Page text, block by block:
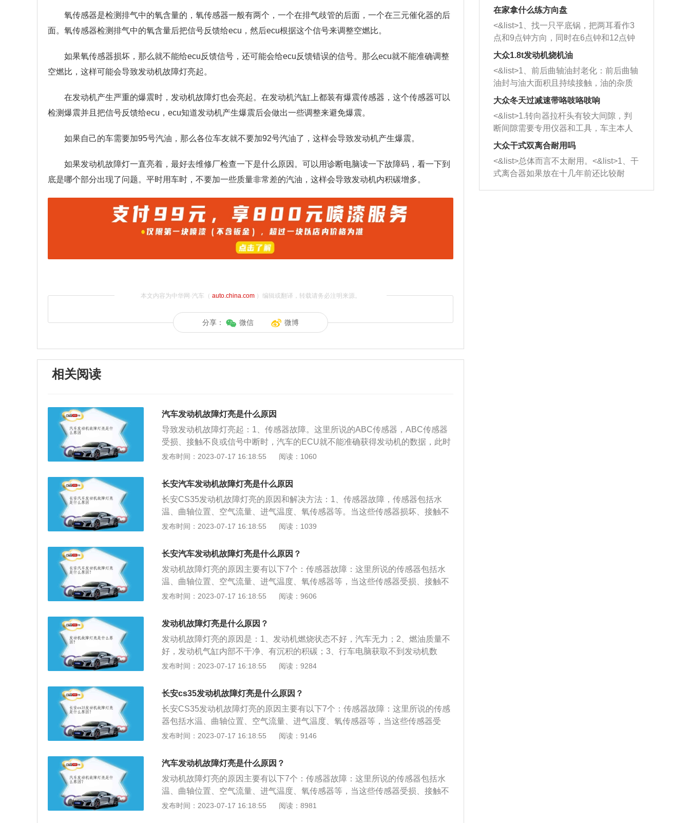
氧传感器是检测排气中的氧含量的，氧传感器一般有两个，一个在排气歧管的后面，一个在三元催化器的后
面。氧传感器检测排气中的氧含量后把信号反馈给ecu，然后ecu根据这个信号来调整空燃比。
如果氧传感器损坏，那么就不能给ecu反馈信号，还可能会给ecu反馈错误的信号。那么ecu就不能准确调整
空燃比，这样可能会导致发动机故障灯亮起。
在发动机产生严重的爆震时，发动机故障灯也会亮起。在发动机汽缸上都装有爆震传感器，这个传感器可以
检测爆震并且把信号反馈给ecu，ecu知道发动机产生爆震后会做出一些调整来避免爆震。
如果自己的车需要加95号汽油，那么各位车友就不要加92号汽油了，这样会导致发动机产生爆震。
如果发动机故障灯一直亮着，最好去维修厂检查一下是什么原因。可以用诊断电脑读一下故障码，看一下到
底是哪个部分出现了问题。平时用车时，不要加一些质量非常差的汽油，这样会导致发动机内积碳增多。
本文内容为中华网·汽车（ auto.china.com）编辑或翻译，转载请务必注明来源。
分享： 微信 微博
相关阅读
汽车发动机故障灯亮是什么原因
导致发动机故障灯亮起：1、传感器故障。这里所说的ABC传感器，ABC传感器
受损、接触不良或信号中断时，汽车的ECU就不能准确获得发动机的数据，此时
就会引起发动机故障灯亮。解决办法：去专业店找专业人员检查ABC传感器有没
护问题。发动机保养不善是发动机故障的最常见原因。我们知道，所有的车辆都
有一定的保养期。如果车主没有按时保养它们，再加上不良的驾驶习惯，就会增
加发动机运转的负担。最后只能通过故障灯提醒你爱车。解决方法：建议到专业
的维修厂或者4s店进行保养。3.油质量问题。这里说的油质包括燃油和机油。我
们知道，汽车加注的燃油一般都有标签，而机油也分半合成和全合成。制造商一
以往会造成发动机磨损，所以故障灯亮并不是什么故障。解决方法：建议更换质
量高的油。4.混合气燃烧不良。发动机火花塞故障、点火线圈故障、燃油泵故
障、机油堵塞等。会导致发动机混合气燃烧不良。混合气燃烧不良导致发动机积
故障灯作为警告。解决方法：建议到专业的维修厂或者4s店维修处理。5.进气问
气滤芯不干净，不定期清洗会影响汽车的进气。长此以往，很可能会被封杀。严
重时会导致发动机故障灯亮起。解决方法：建议到专业的维修厂或者4s店维修处
理。6.加压的问题。进气增压管路和涡轮增压器也会导致发动机故障灯亮起。最
常见的就是涡轮增压器损坏，同时车辆会出现漏油、油耗大、动力下降、金属异
处理。7.排气问题。后氧传感器、三元催化转化器、排气凸轮轴和轴瓦。其中最
常见的就是三元催化器故障导致发动机故障灯亮起。含铅汽油的使用、含铅或硅
的润滑油添加剂的使用、三元催化器的碰撞、发动机供油系统的故障，都是一些
容易导致三元催化器失效的因素。解决方法：建议到专业的维修厂或者4s店维修
处理。8.防盗系统。如果汽车电子防盗系统出现故障，或者防盗控制器与发动机
起。解决方法：建议到专业的维修厂或者4s店维修处理。9.空调滤清器堵塞。空
调滤清器堵塞影响到车辆的进风口如果比较严重也会致使汽车发动机故障灯亮
起。解决方法：建议到专业的维修厂或者4s店进行清理。
发布时间：2023-07-17 16:18:55 阅读：1060
长安汽车发动机故障灯亮是什么原因
长安CS35发动机故障灯亮的原因和解决方法：1、传感器故障，传感器包括水
温、曲轴位置、空气流量、进气温度、氧传感器等。当这些传感器损坏、接触不
良或信号中断时，汽车的ECU无法准确获取发动机的数据，就会导致发动机故障
2、油质问题，如果不按厂家要求添加燃油和机油，发动机可能会磨损，故障灯
会亮；解决方法，更换高品质机油即可；3、空燃混合气燃烧不良，空燃混合气
燃烧不良会导致积碳或发动机爆震。由氧传感器监测并报告给ECU后，故障灯将
点亮以示警告。火花塞、点火线圈、燃油泵、机油堵塞等故障。都会造成发动机
混合气燃烧不良；解决方法，定期更换火花塞、点火线圈，清理油路；4、增压
的就是涡轮增压器损坏。同时会出现漏油、油耗高、动力下降、金属异响、排气
管冒蓝烟或黑烟等症状；解决方法，建议尽快到维修站或4S店检修；5、进气问
题，如果汽车进气有问题，可能会导致发动机管路堵塞，严重的话会导致发动机
者更换空气滤芯；6、三元催化器问题：含铅汽油的使用、含铅或硅的润滑油添
到的问题众多，建议去维修厂或者4S店维修，个人车主无法解决此问题或容易使
汽车产生新的问题，造成不必要的损失；7、防盗系统故障，如果汽车电子防盗
系统出现故障，或者防盗控制器与发动机电子控制器不匹配，防盗系统也会导致
发动机不能正常工作，发动机故障灯会亮起；解决方法，到维修站或4S店检修，
原因。服务站可以通过便携式诊断仪读取故障代码，获取故障信息，进行针对性
发布时间：2023-07-17 16:18:55 阅读：1039
长安汽车发动机故障灯亮是什么原因？
发动机故障灯亮的原因主要有以下7个：传感器故障：这里所说的传感器包括水
温、曲轴位置、空气流量、进气温度、氧传感器等，当这些传感器受损、接触不
良或信号中断时，汽车的ECU就不能准确获得发动机的数据，此时就会引起发动
发动机的磨损，导致故障灯亮。混合气燃烧不良：混合气燃烧不良会导致发动机
积碳或爆震，被氧传感器监测到并报告给ECU后，亮起故障灯以示警告。火花塞
故障、点火线圈故障、燃油泵故障、油路堵塞等都会引起发动机混合气燃烧不
良。增压问题：进气增压管路、涡轮增压器也会导致发动机故障灯点亮。其中最
常见的是涡轮增压器损坏，同时车辆还会出现漏油、机油消耗量大、动力下降、
有可能导致发动机管路堵塞，严重的话就会引起发动机故障灯亮。空气滤芯如果
不干净，没有定期清理，会导致进气出现问题。排气问题：排气故障也会导致发
动机故障灯亮。后氧传感器、三元催化器、排气凸轮轴及轴瓦故障，都是出现排
添加剂、三元催化被磕碰、发动机供油系统故障都容易引起三元催化器故障。防
制器不匹配，防盗系统也会导致发动机不能正常工作，同时发动机故障灯点亮。
发动机故障灯亮，可以按照以下步骤处理： ⾸先关注发动机运转是否正常，是否
存在抖动、冒⿊烟等问题，若有则尽量不要再启动。特别说明，亮红灯的情况下
一定不要再启动。如果发动机可以启动，熄⽕5-10分钟之后，不要踩刹⻋，直接
发布时间：2023-07-17 16:18:55 阅读：9606
发动机故障灯亮是什么原因？
发动机故障灯亮的原因是：1、发动机燃烧状态不好，汽车无力；2、燃油质量不
好，发动机气缸内部不干净、有沉积的积碳；3、行车电脑获取不到发动机数
据，出现假故障，报出故障代码。发动机故障灯亮要缓速就近行驶至修理厂进行
电子设备，像电子节气门、喷油嘴、发电机、燃油泵等，涵盖了进气、排气、燃
油、点火、正时等各个系统。如果发动机故障灯亮了发动机故障灯亮仅仅说明某
一系统存在异常。
发布时间：2023-07-17 16:18:55 阅读：9284
长安cs35发动机故障灯亮是什么原因？
长安CS35发动机故障灯亮的原因主要有以下7个：传感器故障：这里所说的传感
器包括水温、曲轴位置、空气流量、进气温度、氧传感器等，当这些传感器受
损、接触不良或信号中断时，汽车的ECU就不能准确获得发动机的数据，此时就
可能会造成发动机的磨损，导致故障灯亮。混合气燃烧不良：混合气燃烧不良会
导致发动机积碳或爆震，被氧传感器监测到并报告给ECU后，亮起故障灯以示警
告。火花塞故障、点火线圈故障、燃油泵故障、油路堵塞等都会引起发动机混合
气燃烧不良。增压问题：进气增压管路、涡轮增压器也会导致发动机故障灯点
亮。其中最常见的是涡轮增压器损坏，同时车辆还会出现漏油、机油消耗量大、
发布时间：2023-07-17 16:18:55 阅读：9146
汽车发动机故障灯亮是什么原因？
发动机故障灯亮的原因主要有以下7个：传感器故障：这里所说的传感器包括水
温、曲轴位置、空气流量、进气温度、氧传感器等，当这些传感器受损、接触不
良或信号中断时，汽车的ECU就不能准确获得发动机的数据，此时就会引起发动
发布时间：2023-07-17 16:18:55 阅读：8981
者是细棍，直接将杂物给取出来，如果
堵塞情况比较严重，也可以采取应急措
施。 <&list>2、直接利用木棍将所有的
杂物推到排气管里面的位置处，然后将
三元催化器拆解开，就可以将堵塞的东
西取出来。但如果是因为积碳过多引起
的堵塞，就需要将三元催化器泡在草酸
洗剂对堵塞的情况得到解决，将清洗剂
放在燃油箱中，与燃油混合后，车辆启
动时，就可以和汽油一起进入到燃烧
室，最后形成废气排出，就可以让三元
催化器得到清洗，排气管堵塞的情况就
能够得到解决。
在家拿什么练方向盘
<&list>1、找一只平底锅，把两耳看作3
点和9点钟方向，同时在6点钟和12点钟
方向做一个标记。 <&list>2、双手握住
一圈半的练习，往右同样也要打相同的
圈数。 <&list>3、最后强调要反复练
习，这样就可以形成肌肉记忆，在真实
驾驶车辆时，不需要记忆也能打好方
向。
大众1.8t发动机烧机油
<&list>1、前后曲轴油封老化：前后曲轴
油封与油大面积且持续接触，油的杂质
和发动机内持续温度变化使其密封效果
逐渐减弱，导致渗油或漏油。<&list>2、
活塞间隙过大：积碳会使活塞环与缸体
的间隙扩大，导致机油流入燃烧室中，
造成烧机油。<&list>3、机油粘度。使用
机油粘度过小的话，同样会有烧机油现
象，机油粘度过小具有很好的流动性，
大众冬天过减速带咯吱咯吱响
<&list>1.转向器拉杆头有较大间隙，判
断间隙需要专用仪器和工具，车主本人
无法制作，需要将车辆送到修理厂或4s
店；<&list>2.车辆半轴套管防尘罩破
裂，破裂后会出现漏油现象，使半轴磨
损严重，磨损的半轴容易损坏，产生异
响；<&list>3.稳定器的转向胶套和球头
大众干式双离合耐用吗
<&list>总体而言不太耐用。<&list>1、干
式离合器如果放在十几年前还比较耐